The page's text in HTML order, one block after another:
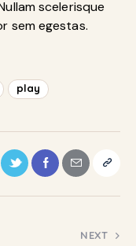
scelerisque
sem egestas.
play
NEXT